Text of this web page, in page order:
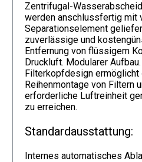
Zentrifugal-
werden anschlussfertig mit
Separationselement
zuverlässige und
Entfernung von flüssigem
Druckluft. Modularer
Filterkopfdesign ermöglicht
Reihenmontage von Filtern
erforderliche Luftreinheit
zu erreichen.
Standardausstattung:
Internes automatisches